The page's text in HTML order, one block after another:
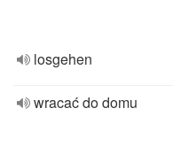
losgehen
wracać do domu